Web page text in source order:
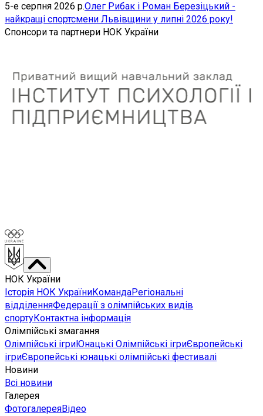
5-е серпня 2026 р.Олег Рибак і Роман Березіцький -
найкращі спортсмени Львівщини у липні 2026 року!
Спонсори та партнери НОК України
НОК України
Історія НОК УкраїниКомандаРегіональні
відділенняФедерації з олімпійських видів
спортуКонтактна інформація
Олімпійські змагання
Олімпійські ігриЮнацькі Олімпійські ігриЄвропейські
ігриЄвропейські юнацькі олімпійські фестивалі
Новини
Всі новини
Галерея
ФотогалереяВідео